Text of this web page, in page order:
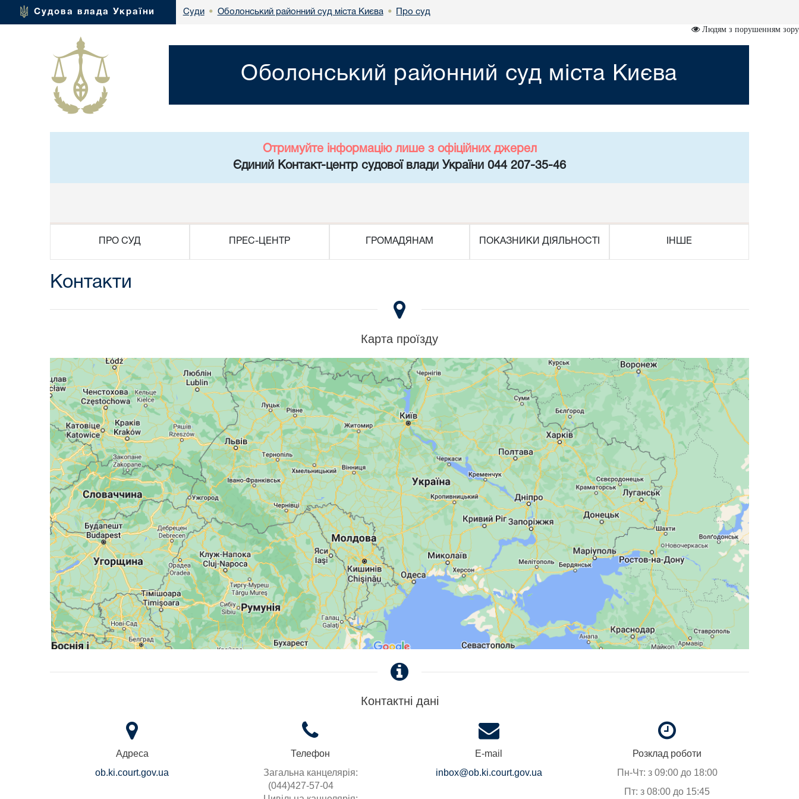
Судова влада України Суди • Оболонський районний суд міста Києва • Про суд
Людям з порушенням зору
Оболонський районний суд міста Києва
Отримуйте інформацію лише з офіційних джерел
Єдиний Контакт-центр судової влади України 044 207-35-46
ПРО СУД ПРЕС-ЦЕНТР ГРОМАДЯНАМ ПОКАЗНИКИ ДІЯЛЬНОСТІ ІНШЕ
Контакти
Карта проїзду
Контактні дані
Адреса
ob.ki.court.gov.ua
Телефон
Загальна канцелярія:
(044)427-57-04
E-mail
inbox@ob.ki.court.gov.ua
Розклад роботи
Пн-Чт: з 09:00 до 18:00
Пт: з 08:00 до 15:45